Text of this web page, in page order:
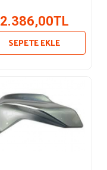
2.386,00TL
SEPETE EKLE